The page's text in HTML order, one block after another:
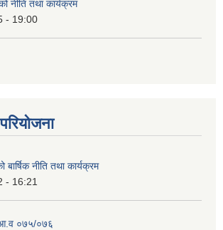
तथा कार्यक्रम
- 19:00
नीति तथा कार्यक्रम
- 16:21
आ.व ०७५/०७६